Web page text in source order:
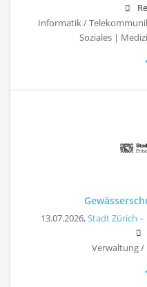
Informatik /
Soziales |
13.07.2026,Stadt Zürich –
Verwaltung /